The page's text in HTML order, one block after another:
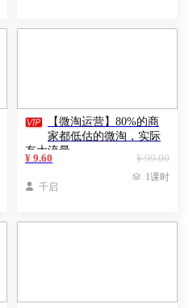

【微淘运营】80%的商
家都低估的微淘，实际
有大流量
¥ 99.00
¥ 9.60
 千启
 1课时